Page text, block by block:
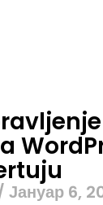
Јануар 6,